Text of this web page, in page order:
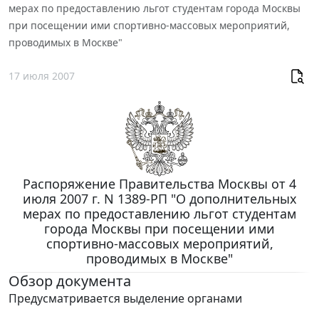
мерах по предоставлению льгот студентам города Москвы
при посещении ими спортивно-массовых мероприятий,
проводимых в Москве"
17 июля 2007
Распоряжение Правительства Москвы от 4
июля 2007 г. N 1389-РП "О дополнительных
мерах по предоставлению льгот студентам
города Москвы при посещении ими
спортивно-массовых мероприятий,
проводимых в Москве"
Обзор документа
Предусматривается выделение органами